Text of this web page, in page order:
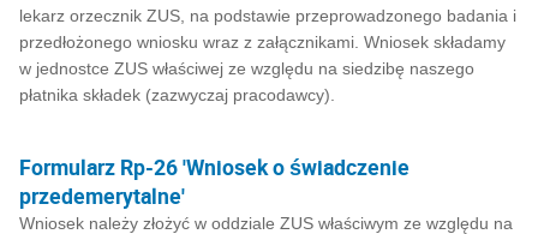
lekarz orzecznik ZUS, na podstawie przeprowadzonego badania i
przedłożonego wniosku wraz z załącznikami. Wniosek składamy
w jednostce ZUS właściwej ze względu na siedzibę naszego
płatnika składek (zazwyczaj pracodawcy).
Formularz Rp-26 'Wniosek o świadczenie
przedemerytalne'
Wniosek należy złożyć w oddziale ZUS właściwym ze względu na